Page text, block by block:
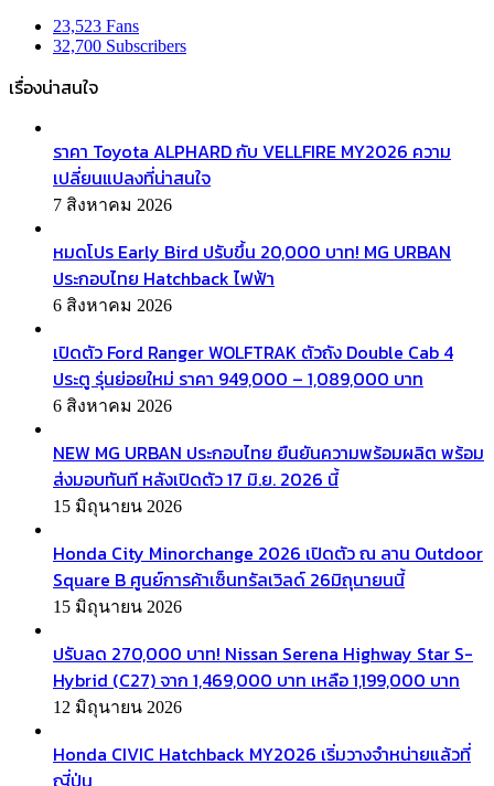
23,523 Fans
32,700 Subscribers
เรื่องน่าสนใจ
ราคา Toyota ALPHARD กับ VELLFIRE MY2026 ความ
เปลี่ยนแปลงที่น่าสนใจ
7 สิงหาคม 2026
หมดโปร Early Bird ปรับขึ้น 20,000 บาท! MG URBAN
ประกอบไทย Hatchback ไฟฟ้า
6 สิงหาคม 2026
เปิดตัว Ford Ranger WOLFTRAK ตัวถัง Double Cab 4
ประตู รุ่นย่อยใหม่ ราคา 949,000 – 1,089,000 บาท
6 สิงหาคม 2026
NEW MG URBAN ประกอบไทย ยืนยันความพร้อมผลิต พร้อม
ส่งมอบทันที หลังเปิดตัว 17 มิ.ย. 2026 นี้
15 มิถุนายน 2026
Honda City Minorchange 2026 เปิดตัว ณ ลาน Outdoor
Square B ศูนย์การค้าเซ็นทรัลเวิลด์ 26มิถุนายนนี้
15 มิถุนายน 2026
ปรับลด 270,000 บาท! Nissan Serena Highway Star S-
Hybrid (C27) จาก 1,469,000 บาท เหลือ 1,199,000 บาท
12 มิถุนายน 2026
Honda CIVIC Hatchback MY2026 เริ่มวางจำหน่ายแล้วที่
ญี่ปุ่น